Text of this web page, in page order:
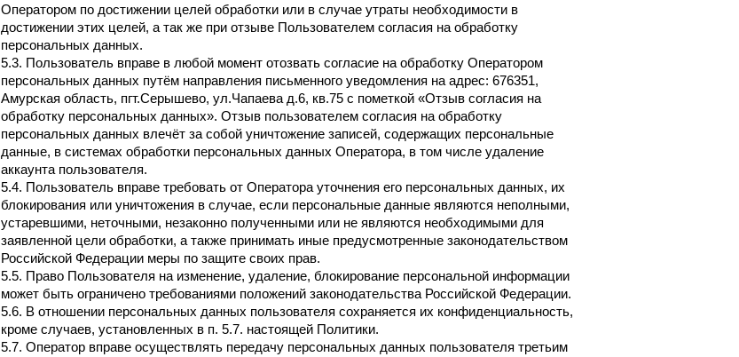
Оператором по достижении целей обработки или в случае утраты необходимости в
достижении этих целей, а так же при отзыве Пользователем согласия на обработку
персональных данных.
5.3. Пользователь вправе в любой момент отозвать согласие на обработку Оператором
персональных данных путём направления письменного уведомления на адрес: 676351,
Амурская область, пгт.Серышево, ул.Чапаева д.6, кв.75 с пометкой «Отзыв согласия на
обработку персональных данных». Отзыв пользователем согласия на обработку
персональных данных влечёт за собой уничтожение записей, содержащих персональные
данные, в системах обработки персональных данных Оператора, в том числе удаление
аккаунта пользователя.
5.4. Пользователь вправе требовать от Оператора уточнения его персональных данных, их
блокирования или уничтожения в случае, если персональные данные являются неполными,
устаревшими, неточными, незаконно полученными или не являются необходимыми для
заявленной цели обработки, а также принимать иные предусмотренные законодательством
Российской Федерации меры по защите своих прав.
5.5. Право Пользователя на изменение, удаление, блокирование персональной информации
может быть ограничено требованиями положений законодательства Российской Федерации.
5.6. В отношении персональных данных пользователя сохраняется их конфиденциальность,
кроме случаев, установленных в п. 5.7. настоящей Политики.
5.7. Оператор вправе осуществлять передачу персональных данных пользователя третьим